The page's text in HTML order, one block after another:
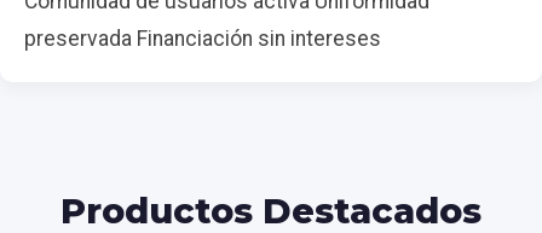
preservada Financiación sin intereses
Productos Destacados